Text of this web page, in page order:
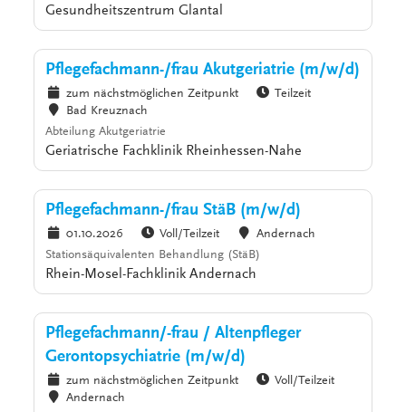
Gesundheitszentrum Glantal
Pflegefachmann-/frau Akutgeriatrie (m/w/d)
zum nächstmöglichen Zeitpunkt
Teilzeit
Bad Kreuznach
Abteilung Akutgeriatrie
Geriatrische Fachklinik Rheinhessen-Nahe
Pflegefachmann-/frau StäB (m/w/d)
01.10.2026 Voll/Teilzeit
Andernach
Stationsäquivalenten Behandlung (StäB)
Rhein-Mosel-Fachklinik Andernach
Pflegefachmann/-frau / Altenpfleger
Gerontopsychiatrie (m/w/d)
zum nächstmöglichen Zeitpunkt
Voll/Teilzeit
Andernach